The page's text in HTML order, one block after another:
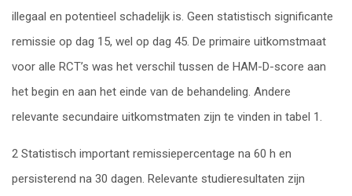
illegaal en potentieel schadelijk is. Geen statistisch significante
remissie op dag 15, wel op dag 45. De primaire uitkomstmaat
voor alle RCT’s was het verschil tussen de HAM-D-score aan
het begin en aan het einde van de behandeling. Andere
relevante secundaire uitkomstmaten zijn te vinden in tabel 1.
2 Statistisch important remissiepercentage na 60 h en
persisterend na 30 dagen. Relevante studieresultaten zijn